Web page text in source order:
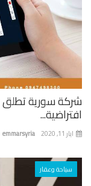
سورية تطلق
emmarsyria
سياحة وعقار